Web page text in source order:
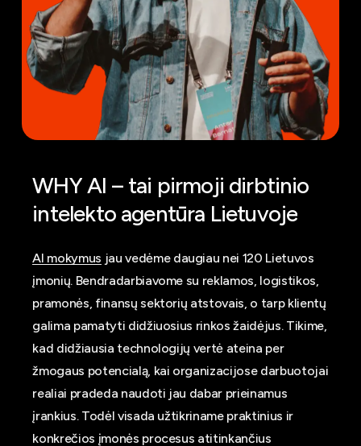
WHYAI – tai pirmoji dirbtinio
intelekto agentūra Lietuvoje
AI mokymus jau vedėme daugiau nei 120 Lietuvos
įmonių. Bendradarbiavome su reklamos, logistikos,
pramonės, finansų sektorių atstovais, o tarp klientų
galima pamatyti didžiuosius rinkos žaidėjus. Tikime,
kad didžiausia technologijų vertė ateina per
žmogaus potencialą, kai organizacijose darbuotojai
realiai pradeda naudoti jau dabar prieinamus
įrankius. Todėl visada užtikriname praktinius ir
konkrečios įmonės procesus atitinkančius